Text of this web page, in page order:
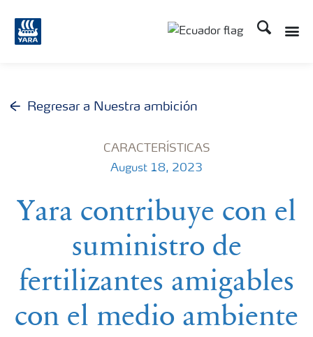
Buscar
Regresar a Nuestra ambición
CARACTERÍSTICAS
August 18, 2023
Yara contribuye con el
suministro de
fertilizantes amigables
con el medio ambiente